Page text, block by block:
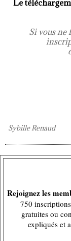
Le
Si vous ne
Sybille Renaud
Rejoignez les
750
gratuites ou
expliqués et